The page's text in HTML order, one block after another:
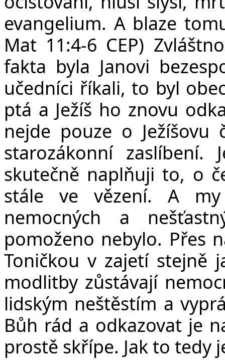
evangelium. A blaze
Mat 11:4-6 CEP)
fakta byla Janovi
učedníci říkali, to byl
ptá a Ježíš ho znovu
nejde pouze o
starozákonní
skutečně naplňuji to, o
stále ve vězení. A
nemocných a
pomoženo nebylo. Přes
Toničkou v zajetí stejně
modlitby zůstávají
lidským neštěstím a
Bůh rád a odkazovat je
prostě skřípe. Jak to tedy